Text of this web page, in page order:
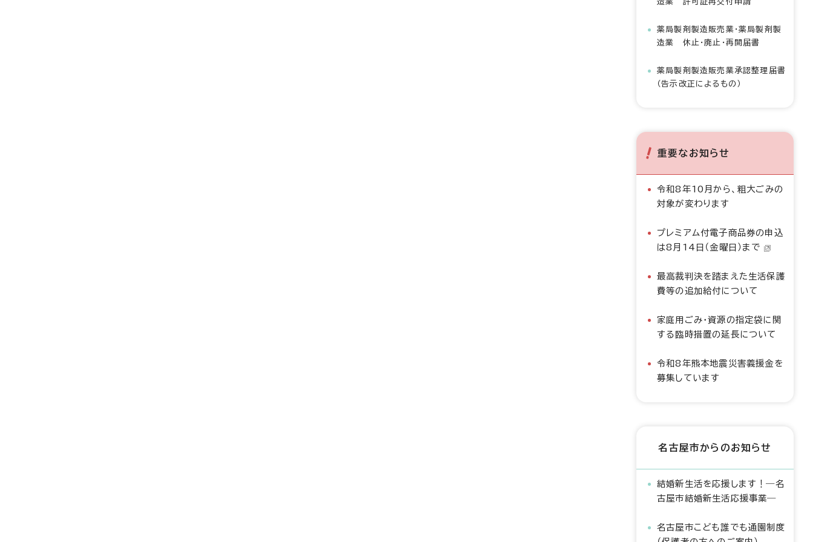
薬局製剤製造販売業・薬局製剤製
造業 休止・廃止・再開届書
薬局製剤製造販売業承認整理届書
（告示改正によるもの）
重要なお知らせ
令和8年10月から、粗大ごみの
対象が変わります
プレミアム付電子商品券の申込
は8月14日（金曜日）まで
最高裁判決を踏まえた生活保護
費等の追加給付について
家庭用ごみ・資源の指定袋に関
する臨時措置の延長について
令和8年熊本地震災害義援金を
募集しています
名古屋市からのお知らせ
結婚新生活を応援します！―名
古屋市結婚新生活応援事業―
名古屋市こども誰でも通園制度